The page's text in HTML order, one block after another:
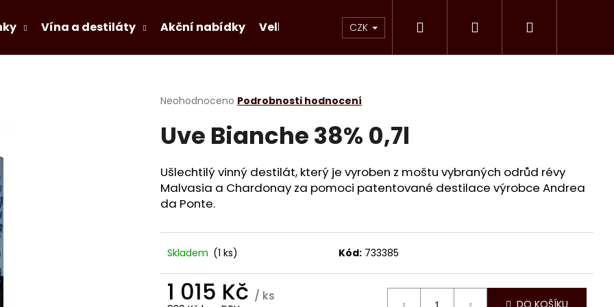
Vína a destiláty Akční nabídky Velkoobchod Kontakty
CZK Hledat PřihlášeníNákupní
Průměrné
produktu
je
z
5
hvězdiček.
Neohodnoceno Podrobnosti hodnocení
Uve Bianche 38% 0,7l
Ušlechtilý vinný destilát, který je vyroben z moštu vybraných odrůd révy
Malvasia a Chardonay za pomoci patentované destilace výrobce Andrea
da Ponte.
Skladem (1 ks) Kód: 733385
1 015 Kč / ks
HLEDAT
Následující